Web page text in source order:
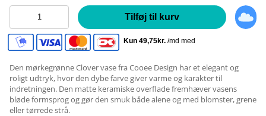
Tilføj til kurv
Den mørkegrønne Clover vase fra Cooee Design har et elegant og
roligt udtryk, hvor den dybe farve giver varme og karakter til
indretningen. Den matte keramiske overflade fremhæver vasens
bløde formsprog og gør den smuk både alene og med blomster, grene
eller tørrede strå.